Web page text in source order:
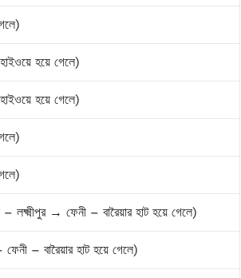
হয়ে গেলে)
হয়ে গেলে)
লক্ষ্মীপুর → ফেনী – বারৈয়ার হাট হয়ে গেলে)
– বারৈয়ার হাট হয়ে গেলে)